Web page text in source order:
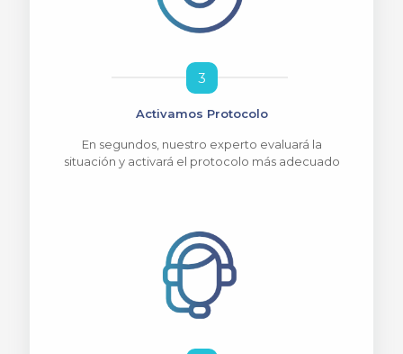
3
Activamos Protocolo
En segundos, nuestro experto evaluará la
situación y activará el protocolo más adecuado